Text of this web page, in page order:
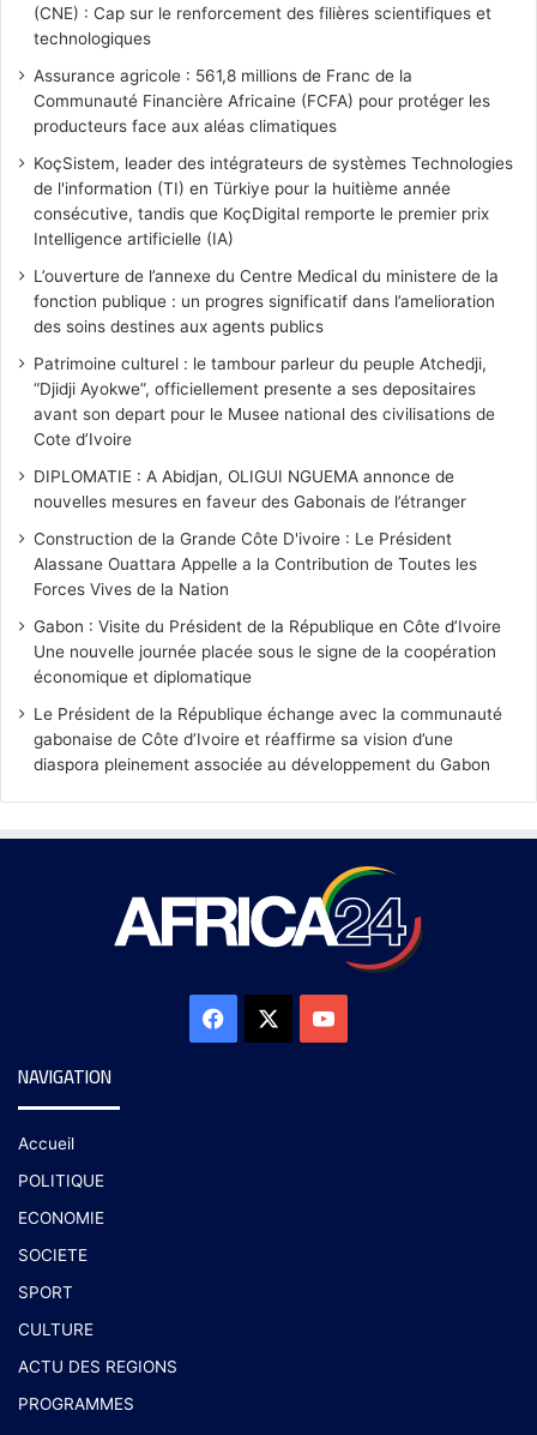
(CNE) : Cap sur le renforcement des filières scientifiques et
technologiques
Assurance agricole : 561,8 millions de Franc de la
Communauté Financière Africaine (FCFA) pour protéger les
producteurs face aux aléas climatiques
KoçSistem, leader des intégrateurs de systèmes Technologies
de l'information (TI) en Türkiye pour la huitième année
consécutive, tandis que KoçDigital remporte le premier prix
Intelligence artificielle (IA)
L’ouverture de l’annexe du Centre Medical du ministere de la
fonction publique : un progres significatif dans l’amelioration
des soins destines aux agents publics
Patrimoine culturel : le tambour parleur du peuple Atchedji,
“Djidji Ayokwe”, officiellement presente a ses depositaires
avant son depart pour le Musee national des civilisations de
Cote d’Ivoire
DIPLOMATIE : A Abidjan, OLIGUI NGUEMA annonce de
nouvelles mesures en faveur des Gabonais de l’étranger
Construction de la Grande Côte D'ivoire : Le Président
Alassane Ouattara Appelle a la Contribution de Toutes les
Forces Vives de la Nation
Gabon : Visite du Président de la République en Côte d’Ivoire
Une nouvelle journée placée sous le signe de la coopération
économique et diplomatique
Le Président de la République échange avec la communauté
gabonaise de Côte d’Ivoire et réaffirme sa vision d’une
diaspora pleinement associée au développement du Gabon
NAVIGATION
Accueil
POLITIQUE
ECONOMIE
SOCIETE
SPORT
CULTURE
ACTU DES REGIONS
PROGRAMMES